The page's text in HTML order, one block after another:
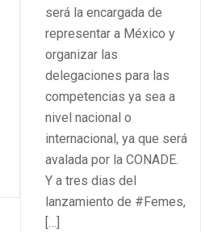
será la encargada de
representar a México y
organizar las
delegaciones para las
competencias ya sea a
nivel nacional o
internacional, ya que será
avalada por la CONADE.
Y a tres dias del
lanzamiento de #Femes,
[…]